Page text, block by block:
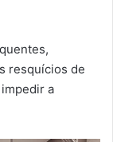
resquícios de
a